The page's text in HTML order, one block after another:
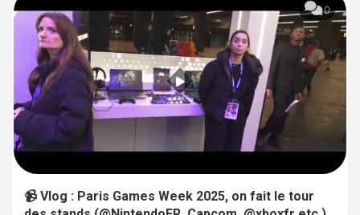
0
📹 Vlog : Paris Games Week 2025, on fait le tour